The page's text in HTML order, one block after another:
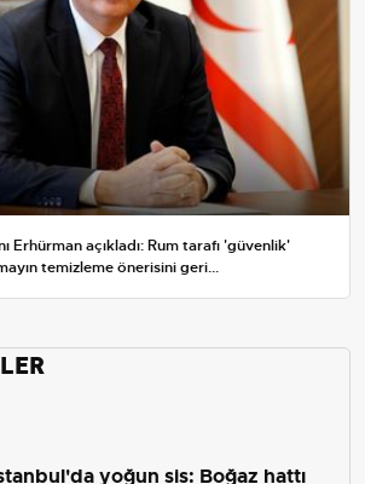
Erhürman açıkladı: Rum tarafı 'güvenlik'
temizleme önerisini geri...
yoğun sis: Boğaz hattı